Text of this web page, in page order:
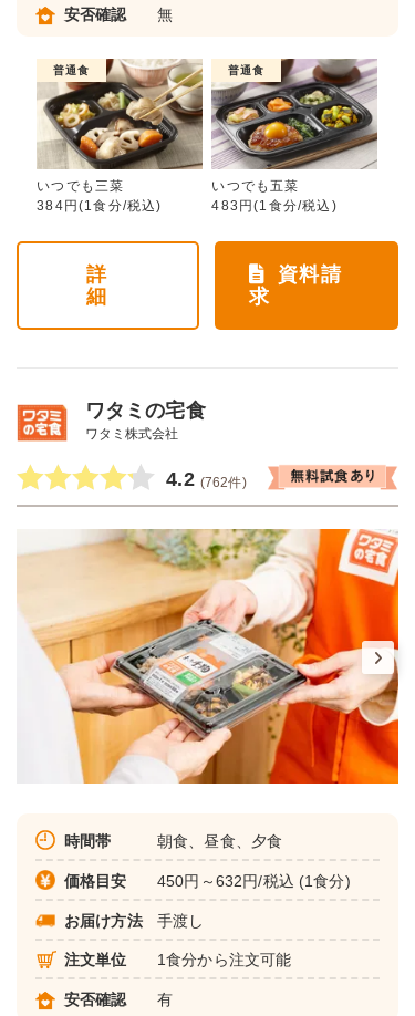
安否確認 無
普通食
いつでも三菜
384円(1食分/税込)
普通食
いつでも五菜
483円(1食分/税込)
詳
細
資料請
求
ワタミの宅食
ワタミ株式会社
4.2 (762件)
時間帯 朝食、昼食、夕食
価格目安 450円～632円/税込 (1食分)
お届け方法 手渡し
注文単位 1食分から注文可能
安否確認 有